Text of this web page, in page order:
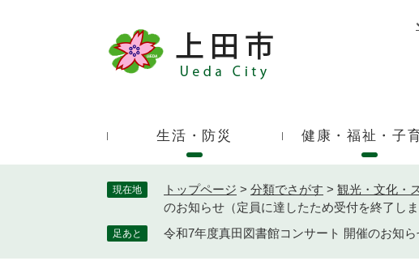
。
ド
生活・防災 健康・福祉・子
現在地 トップページ > 分類でさがす > 観光・文化・
のお知らせ（定員に達したため受付を終了しま
足あと 令和7年度真田図書館コンサート 開催のお知